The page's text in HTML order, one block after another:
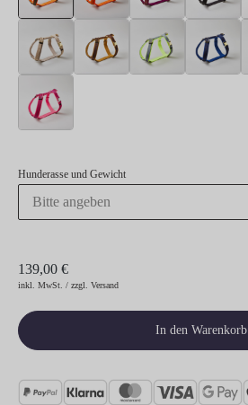
Hunderasse und Gewicht
139,00 €
inkl. MwSt. / zzgl. Versand
In den Warenkorb